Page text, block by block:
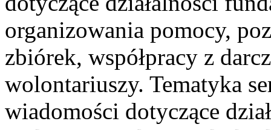
organizowania pomocy,
zbiórek, współpracy z
wolontariuszy. Tematyka
wiadomości dotyczące